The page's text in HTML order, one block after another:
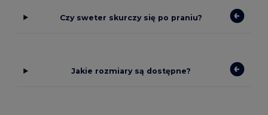
Czy sweter skurczy się po praniu?
Jakie rozmiary są dostępne?